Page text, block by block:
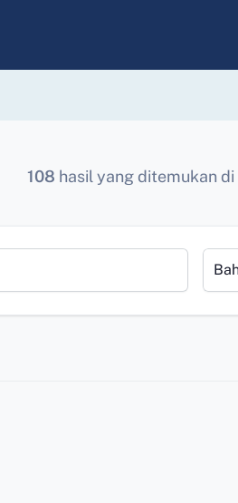
108 hasil yang ditemukan di